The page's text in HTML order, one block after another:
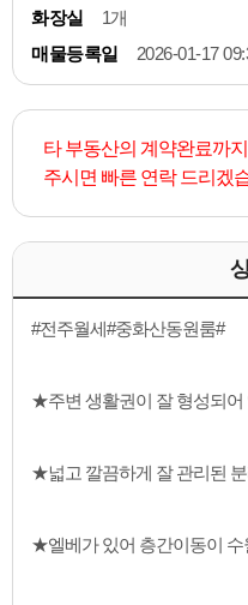
화장실
1개
매물등록일
2026-01-17
타 부동산의 계약완료까
주시면 빠른 연락 드리겠
#전주월세#중화산동원룸#
★주변 생활권이 잘 형성되어
★넓고 깔끔하게 잘 관리된
★엘베가 있어 층간이동이 수